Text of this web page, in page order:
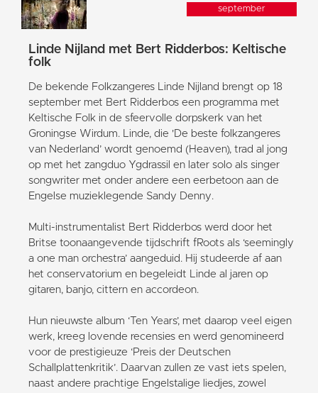
september
Linde Nijland met Bert Ridderbos: Keltische
folk
De bekende Folkzangeres Linde Nijland brengt op 18
september met Bert Ridderbos een programma met
Keltische Folk in de sfeervolle dorpskerk van het
Groningse Wirdum. Linde, die 'De beste folkzangeres
van Nederland’ wordt genoemd (Heaven), trad al jong
op met het zangduo Ygdrassil en later solo als singer
songwriter met onder andere een eerbetoon aan de
Engelse muzieklegende Sandy Denny.
Multi-instrumentalist Bert Ridderbos werd door het
Britse toonaangevende tijdschrift fRoots als ‘seemingly
a one man orchestra’ aangeduid. Hij studeerde af aan
het conservatorium en begeleidt Linde al jaren op
gitaren, banjo, cittern en accordeon.
Hun nieuwste album ‘Ten Years’, met daarop veel eigen
werk, kreeg lovende recensies en werd genomineerd
voor de prestigieuze ‘Preis der Deutschen
Schallplattenkritik’. Daarvan zullen ze vast iets spelen,
naast andere prachtige Engelstalige liedjes, zowel